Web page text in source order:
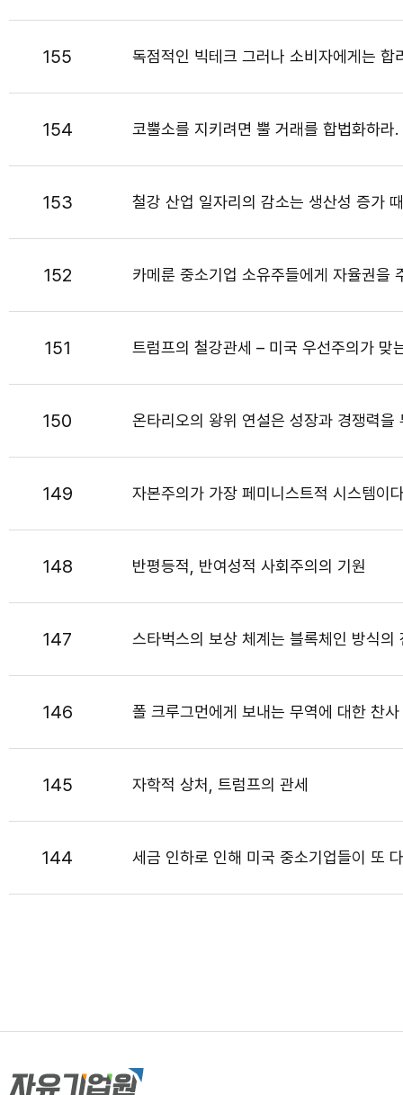
155 독점적인 빅테크 그러나 소비자에게는 합
154 코뿔소를 지키려면 뿔 거래를 합법화하라.
153 철강 산업 일자리의 감소는 생산성 증가
152 카메룬 중소기업 소유주들에게 자율권을
151 트럼프의 철강관세 – 미국 우선주의가 맞
150 온타리오의 왕위 연설은 성장과 경쟁력을
149 자본주의가 가장 페미니스트적 시스템이
148 반평등적, 반여성적 사회주의의 기원
147 스타벅스의 보상 체계는 블록체인 방식
146 폴 크루그먼에게 보내는 무역에 대한 찬사
145 자학적 상처, 트럼프의 관세
144 세금 인하로 인해 미국 중소기업들이 또